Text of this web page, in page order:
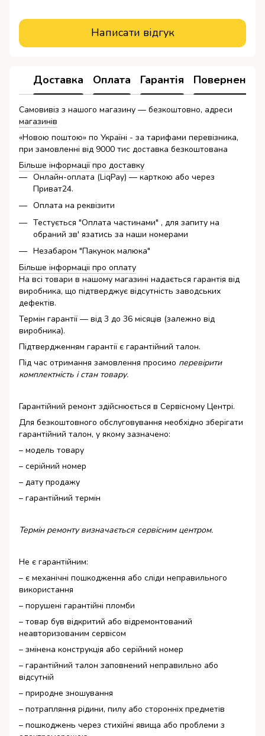
Написати відгук
Доставка Оплата Гарантія Повернення
Самовивіз з нашого магазину — безкоштовно, адреси
магазинів
«Новою поштою» по Україні - за тарифами перевізника,
при замовленні від 9000 тис доставка безкоштована
Більше інформації про доставку
Онлайн-оплата (LiqPay) — карткою або через
Приват24.
Оплата на реквізити
Тестується "Оплата частинами" , для запиту на
обраний зв' язатись за наши номерами
Незабаром "Пакунок малюка"
Більше інформаціі про оплату
На всі товари в нашому магазині надається гарантія від
виробника, що підтверджує відсутність заводських
дефектів.
Термін гарантії — від 3 до 36 місяців (залежно від
виробника).
Підтвердженням гарантії є гарантійний талон.
Під час отримання замовлення просимо перевірити
комплектність і стан товару.
Гарантійний ремонт здійснюється в Сервісному Центрі.
Для безкоштовного обслуговування необхідно зберігати
гарантійний талон, у якому зазначено:
– модель товару
– серійний номер
– дату продажу
– гарантійний термін
Термін ремонту визначається сервісним центром.
Не є гарантійним:
– є механічні пошкодження або сліди неправильного
використання
– порушені гарантійні пломби
– товар був відкритий або відремонтований
неавторизованим сервісом
– змінена конструкція або серійний номер
– гарантійний талон заповнений неправильно або
відсутній
– природне зношування
– потрапляння рідини, пилу або сторонніх предметів
– пошкоджень через стихійні явища або проблеми з